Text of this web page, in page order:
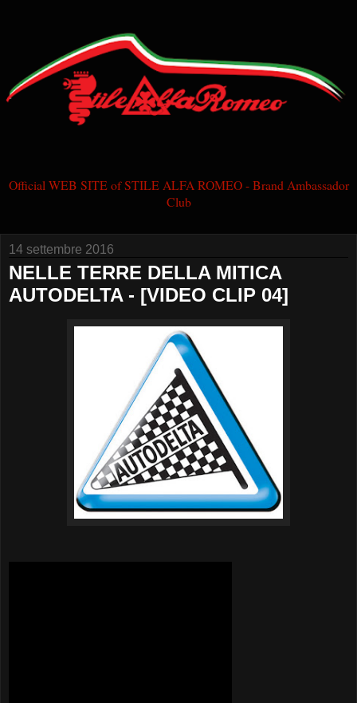
Official WEB SITE of STILE ALFA ROMEO - Brand Ambassador
Club
14 settembre 2016
NELLE TERRE DELLA MITICA
AUTODELTA - [VIDEO CLIP 04]